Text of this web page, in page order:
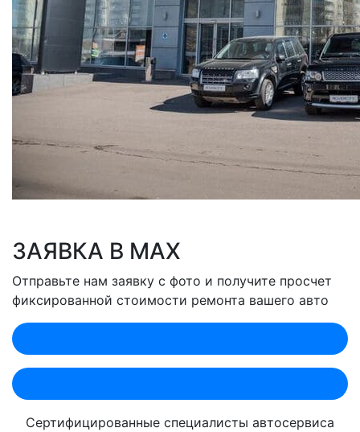
ЗАЯВКА В MAX
Отправьте нам заявку с фото и получите просчет
фиксированной стоимости ремонта вашего авто
Сертифицированные специалисты автосервиса